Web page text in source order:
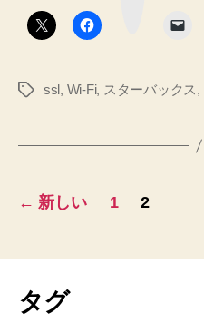
使
め
続
タ
ssl , Wi-Fi, スターバックス,
投
の
ペ
← 新しい 1 2
タグ